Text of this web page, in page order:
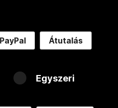
PayPal Átutalás
Egyszeri